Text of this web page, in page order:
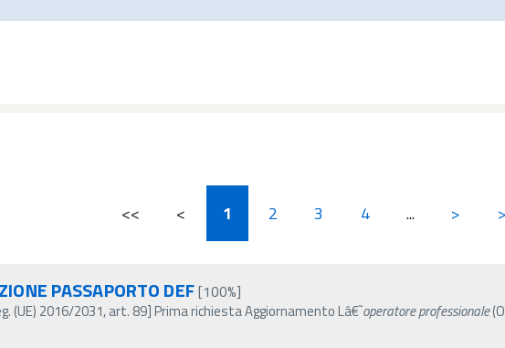
<< < 1 2 3 4 ... >
PASSAPORTO DEF[100%]
(UE) 2016/2031, art. 89] Prima richiesta Aggiornamento Lâ€˜operatoreprofessionale